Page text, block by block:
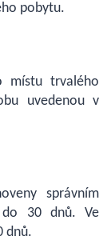
pobytu.
místu trvalého
uvedenou v
správním
do 30 dnů. Ve
dnů.